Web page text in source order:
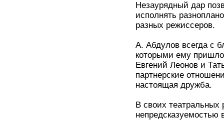
Незаурядный дар
исполнять
разных режиссеров.
А. Абдулов всегда с
которыми ему
Евгений Леонов и
партнерские
настоящая дружба.
В своих театральных
непредсказуемостью